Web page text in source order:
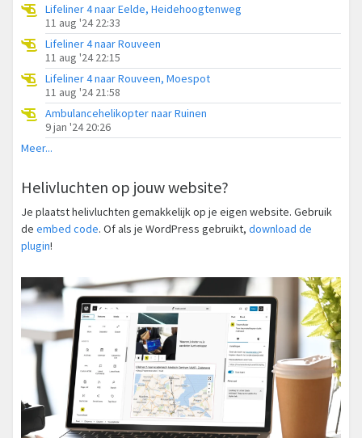
Lifeliner 4 naar Eelde, Heidehoogtenweg
11 aug '24 22:33
Lifeliner 4 naar Rouveen
11 aug '24 22:15
Lifeliner 4 naar Rouveen, Moespot
11 aug '24 21:58
Ambulancehelikopter naar Ruinen
9 jan '24 20:26
Meer...
Helivluchten op jouw website?
Je plaatst helivluchten gemakkelijk op je eigen website. Gebruik
de embed code. Of als je WordPress gebruikt, download de
plugin!